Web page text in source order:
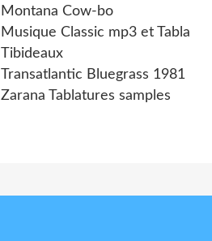
Montana Cow-bo
Musique Classic mp3 et Tabla
Tibideaux
Transatlantic Bluegrass 1981
Zarana Tablatures samples